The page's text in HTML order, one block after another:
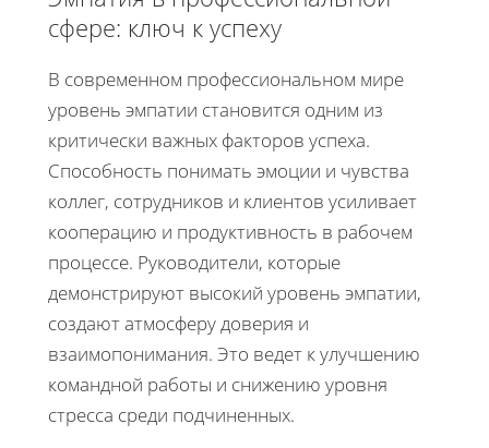
сфере: ключ к успеху
В современном профессиональном мире
уровень эмпатии становится одним из
критически важных факторов успеха.
Способность понимать эмоции и чувства
коллег, сотрудников и клиентов усиливает
кооперацию и продуктивность в рабочем
процессе. Руководители, которые
демонстрируют высокий уровень эмпатии,
создают атмосферу доверия и
взаимопонимания. Это ведет к улучшению
командной работы и снижению уровня
стресса среди подчиненных.